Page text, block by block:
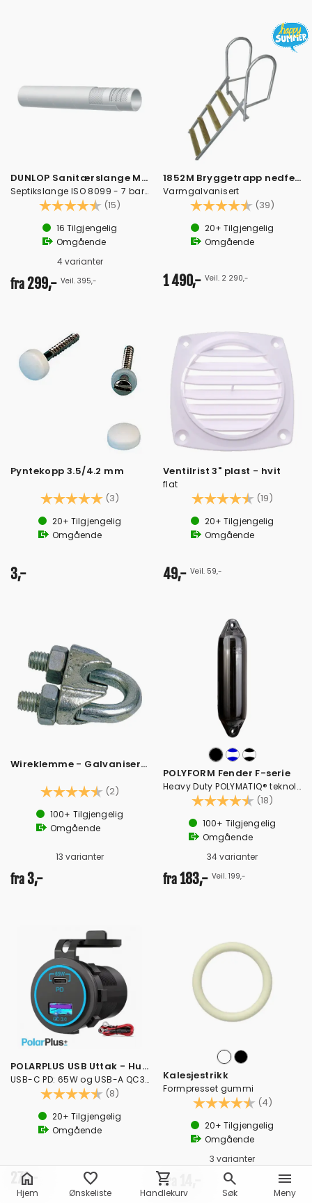
DUNLOP Sanitærslange Marine metervare
Septikslange ISO 8099 - 7 bar -gasstett
Karakter: (15) 4.9 av 5 mulige
16 Tilgjengelig
Omgående
4 varianter
fra299,- Veil. 395,-
1852M Bryggetrapp nedfellbar i 4 trinn
Varmgalvanisert
Karakter: (39)
20+ Tilgjengelig
Omgående
1 490,- Veil. 2 290,-
Pyntekopp 3.5/4.2 mm
Karakter: (3) 5.0 av 5 mulige
20+ Tilgjengelig
Omgående
3,-
Ventilrist 3" plast - hvit
flat
Karakter: (19)
20+ Tilgjengelig
Omgående
49,- Veil. 59,-
Wireklemme - Galvanisert stål
Karakter: (2) 4.5 av 5 mulige
100+ Tilgjengelig
Omgående
13 varianter
fra3,-
POLYFORM Fender F-serie
Heavy Duty POLYMATIQ® teknologi
Karakter: (18)
100+ Tilgjengelig
Omgående
34 varianter
fra183,- Veil. 199,-
POLARPLUS USB Uttak - Hurtiglader - 83W
USB-C PD: 65W og USB-A QC3.0: 18W
Karakter: (8) 4.5 av 5 mulige
20+ Tilgjengelig
Omgående
270,-
Kalesjestrikk
Formpresset gummi
Karakter: (4)
20+ Tilgjengelig
Omgående
3 varianter
fra
home
Hjem
favorite
Ønskeliste
shopping_cart
Handlekurv
search
Søk
menu
Meny